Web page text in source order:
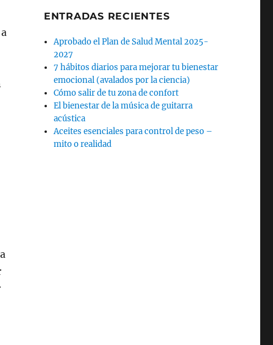
ENTRADAS RECIENTES
Aprobado el Plan de Salud Mental 2025-
2027
7 hábitos diarios para mejorar tu bienestar
emocional (avalados por la ciencia)
Cómo salir de tu zona de confort
El bienestar de la música de guitarra
acústica
Aceites esenciales para control de peso –
mito o realidad